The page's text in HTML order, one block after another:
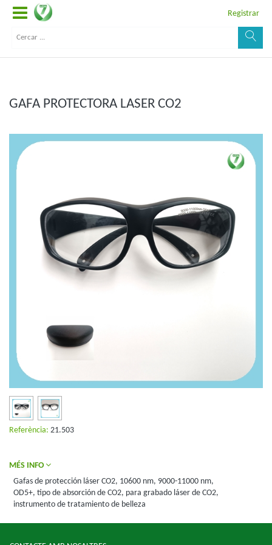
Registrar
GAFA PROTECTORA LASER CO2
Referència: 21.503
MÉS INFO
Gafas de protección láser CO2, 10600 nm, 9000-11000 nm,
OD5+, tipo de absorción de CO2, para grabado láser de CO2,
instrumento de tratamiento de belleza